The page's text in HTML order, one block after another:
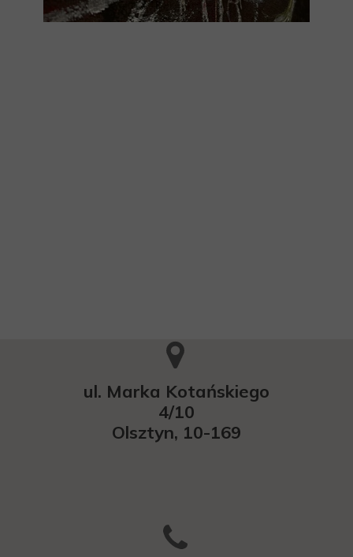
ul. Marka Kotańskiego
4/10
Olsztyn, 10-169